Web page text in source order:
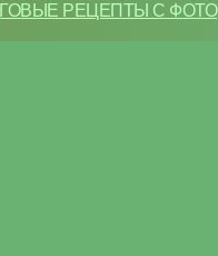
РЕЦЕПТЫ С ФОТО